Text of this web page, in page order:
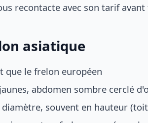
recontacte avec son tarif
asiatique
que le frelon européen
abdomen sombre cerclé
souvent en hauteur